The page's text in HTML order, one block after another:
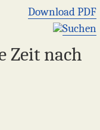
Download PDF
Suchen
Zeit nach